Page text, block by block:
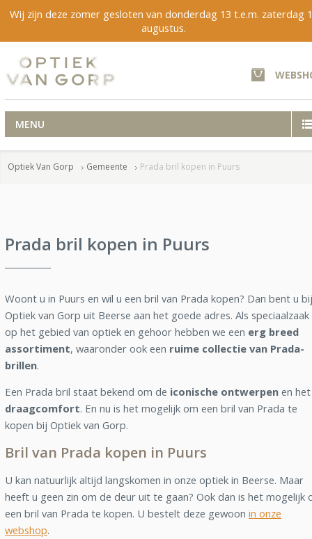
Wij zijn deze zomer gesloten van donderdag 13 t.e.m. zaterdag
augustus.
MENU
Optiek Van Gorp Gemeente Prada bril kopen in Puurs
Prada bril kopen in Puurs
Woont u in Puurs en wil u een bril van Prada kopen? Dan bent u bij
Optiek van Gorp uit Beerse aan het goede adres. Als speciaalzaak
op het gebied van optiek en gehoor hebben we een erg breed
assortiment, waaronder ook een ruime collectie van Prada-
brillen.
Een Prada bril staat bekend om de iconische ontwerpen en het
draagcomfort. En nu is het mogelijk om een bril van Prada te
kopen bij Optiek van Gorp.
Bril van Prada kopen in Puurs
U kan natuurlijk altijd langskomen in onze optiek in Beerse. Maar
heeft u geen zin om de deur uit te gaan? Ook dan is het mogelijk
een bril van Prada te kopen. U bestelt deze gewoon in onze
webshop.